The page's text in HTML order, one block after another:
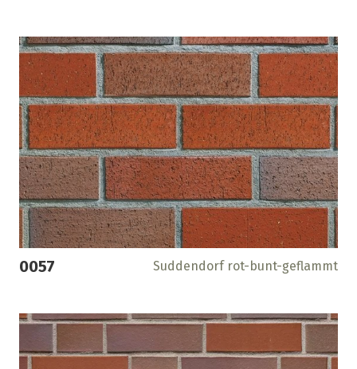
0057 Suddendorf rot-bunt-geflammt